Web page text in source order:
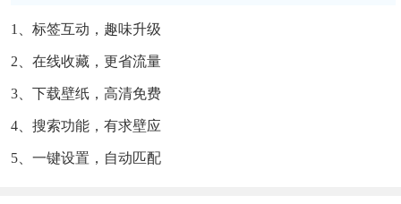
1、标签互动，趣味升级
2、在线收藏，更省流量
3、下载壁纸，高清免费
4、搜索功能，有求壁应
5、一键设置，自动匹配